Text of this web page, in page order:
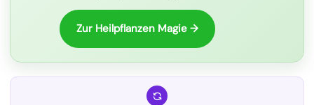
Zur Heilpflanzen Magie →